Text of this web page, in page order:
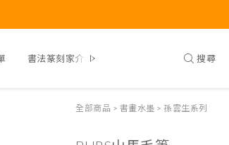
書法篆刻家介紹 搜尋
全部商品 > 書畫水墨 > 孫雲生系列